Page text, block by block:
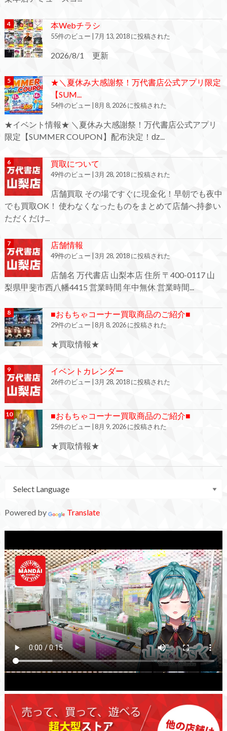
本Webチラシ
55件のビュー | 7月 13, 2018 に投稿された
2026/8/1 更新
★＼夏休み大感謝祭！万代書店公式アプリ限定
【SUM...
54件のビュー | 8月 8, 2026 に投稿された
★イベント情報★ ＼夏休み大感謝祭！万代書店公式アプリ
限定【SUMMER COUPON】配布決定！ǳ...
買取について
49件のビュー | 3月 28, 2018 に投稿された
店舗買取 その場ですぐに現金化！早朝でも夜中
でも買取OK！ 使わなくなったものをまとめて店舗へ持参い
ただくだけ...
店舗情報
49件のビュー | 3月 28, 2018 に投稿された
店舗名 万代書店 山梨本店 住所 〒400-0117 山
梨県甲斐市西八幡4415 営業時間 年中無休 営業時間...
■おもちゃコーナー買取商品のご紹介■
29件のビュー | 8月 8, 2026 に投稿された
★買取情報★
イベントカレンダー
26件のビュー | 3月 28, 2018 に投稿された
■おもちゃコーナー買取商品のご紹介■
25件のビュー | 8月 9, 2026 に投稿された
★買取情報★
Powered by Translate